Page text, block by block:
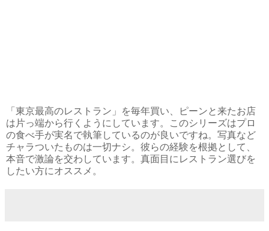
「東京最高のレストラン」を毎年買い、ピーンと来たお店
は片っ端から行くようにしています。このシリーズはプロ
の食べ手が実名で執筆しているのが良いですね。写真など
チャラついたものは一切ナシ。彼らの経験を根拠として、
本音で激論を交わしています。真面目にレストラン選びを
したい方にオススメ。